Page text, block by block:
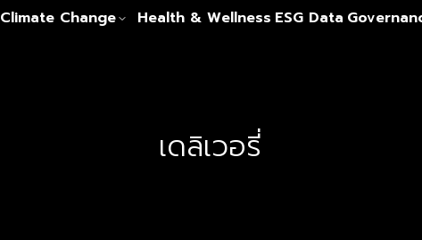
Climate Change Health & Wellness ESG Data
เดลิเวอรี่